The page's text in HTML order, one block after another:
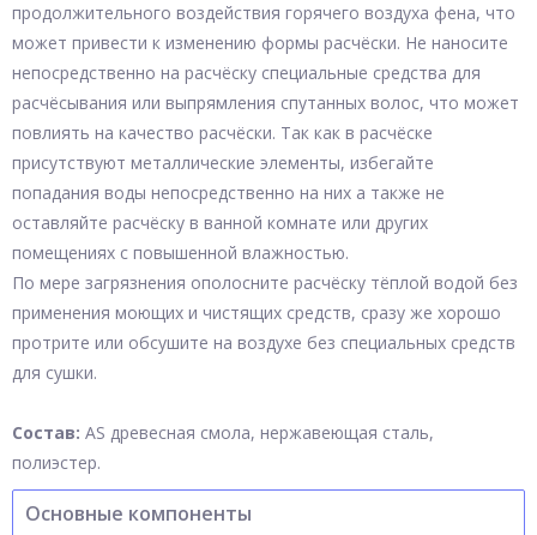
продолжительного воздействия горячего воздуха фена, что
может привести к изменению формы расчёски. Не наносите
непосредственно на расчёску специальные средства для
расчёсывания или выпрямления спутанных волос, что может
повлиять на качество расчёски. Так как в расчёске
присутствуют металлические элементы, избегайте
попадания воды непосредственно на них а также не
оставляйте расчёску в ванной комнате или других
помещениях с повышенной влажностью.
По мере загрязнения ополосните расчёску тёплой водой без
применения моющих и чистящих средств, сразу же хорошо
протрите или обсушите на воздухе без специальных средств
для сушки.
Состав: AS древесная смола, нержавеющая сталь,
полиэстер.
Основные компоненты